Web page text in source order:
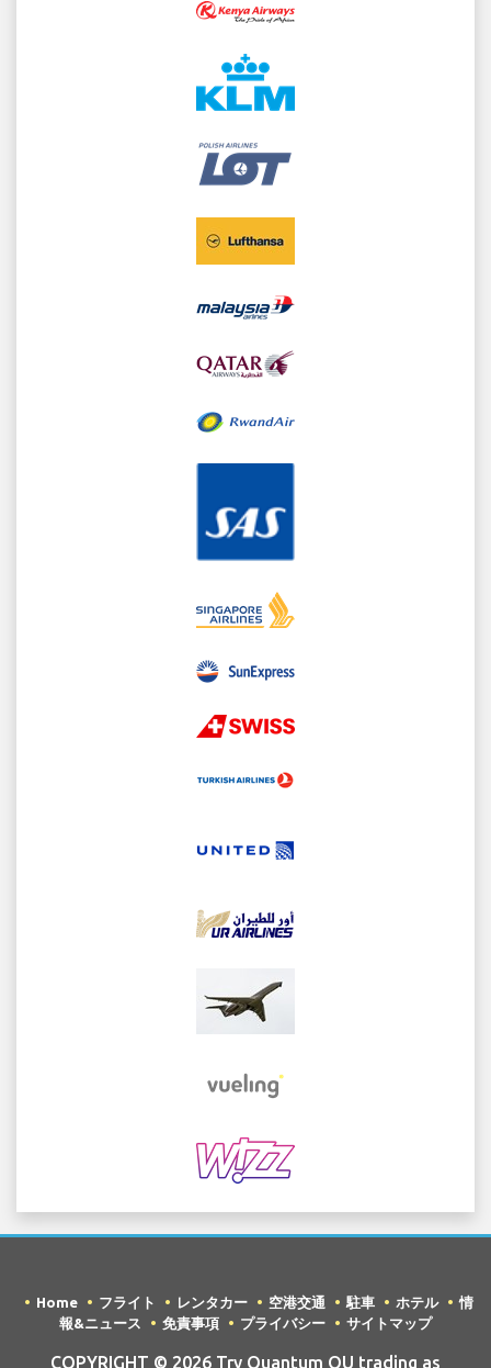
Home フライト レンタカー 空港交通 駐車 ホテル
情
報&ニュース
免責事項 プライバシー サイトマップ
COPYRIGHT © 2026 Try Quantum OU trading as